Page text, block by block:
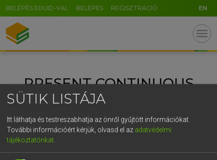
BELÉPÉS EDUID-VAL BELÉPÉS REGISZTRÁCIÓ EN
menu
PRESENT CONTINUOUS
HELYESÍRÁS
MAGYAR NYELV
NÉMET NYELV
NYELVTANULÁS
SZÓTÁR
SÜTIK LISTÁJA
Itt láthatja és testreszabhatja az önről gyűjtött információkat.
További információért kérjük, olvasd el az adatvédelmi
tájékoztatónkat
GR
5
g h j k l é á ű Ω
v b n m ,